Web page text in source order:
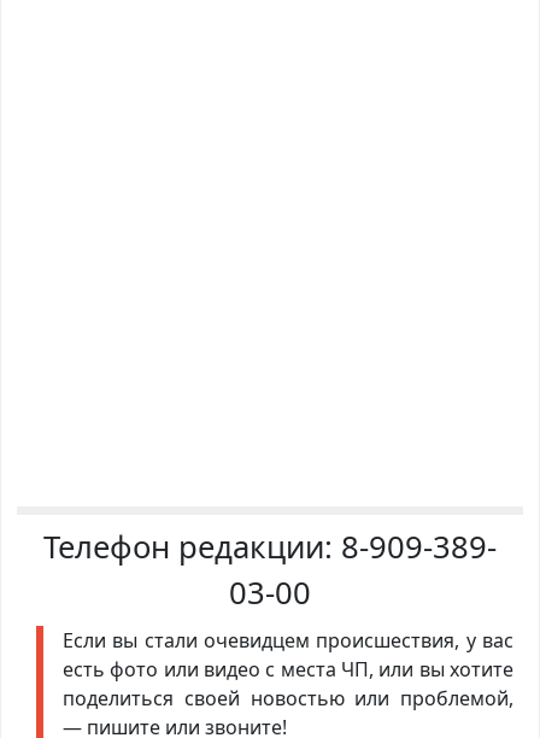
Телефон редакции: 8-909-389-
03-00
Если вы стали очевидцем происшествия, у вас
есть фото или видео с места ЧП, или вы хотите
поделиться своей новостью или проблемой,
— пишите или звоните!